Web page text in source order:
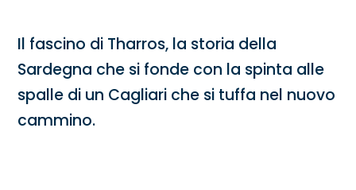
Il fascino di Tharros, la storia della
Sardegna che si fonde con la spinta alle
spalle di un Cagliari che si tuffa nel nuovo
cammino.